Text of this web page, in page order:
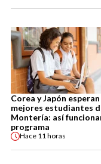
Corea y Japón
mejores estudiantes
Montería: así
programa
Hace 11 horas